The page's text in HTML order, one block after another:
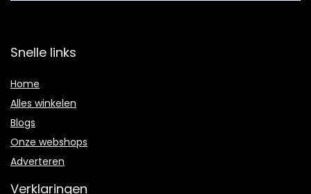
Snelle links
Home
Alles winkelen
Blogs
Onze webshops
Adverteren
Verklaringen